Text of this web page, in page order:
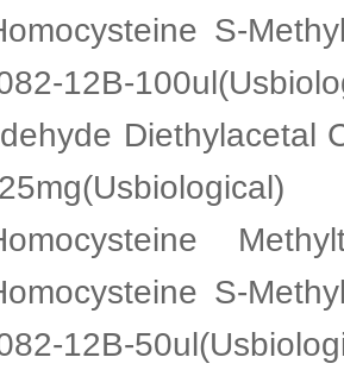
S-
12B-
Diethylacetal
S-
12B-